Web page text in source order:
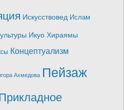
Искусствовед Ислам
Икуо Хираямы
Концептуализм
Ахмедова Пейзаж